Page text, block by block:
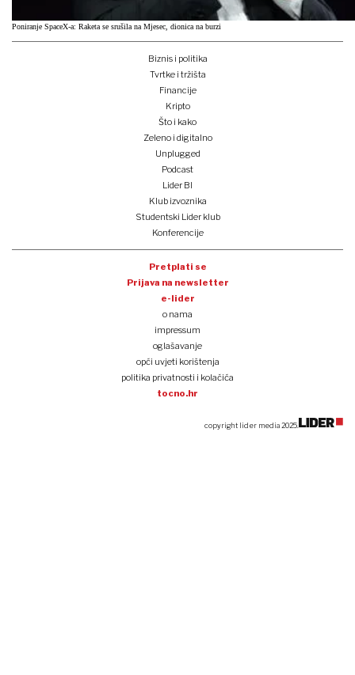
Poniranje SpaceX-a: Raketa se srušila na Mjesec, dionica na burzi
Biznis i politika
Tvrtke i tržišta
Financije
Kripto
Što i kako
Zeleno i digitalno
Unplugged
Podcast
Lider BI
Klub izvoznika
Studentski Lider klub
Konferencije
Pretplati se
Prijava na newsletter
e-lider
o nama
impressum
oglašavanje
opći uvjeti korištenja
politika privatnosti i kolačića
tocno.hr
copyright lider media 2025.